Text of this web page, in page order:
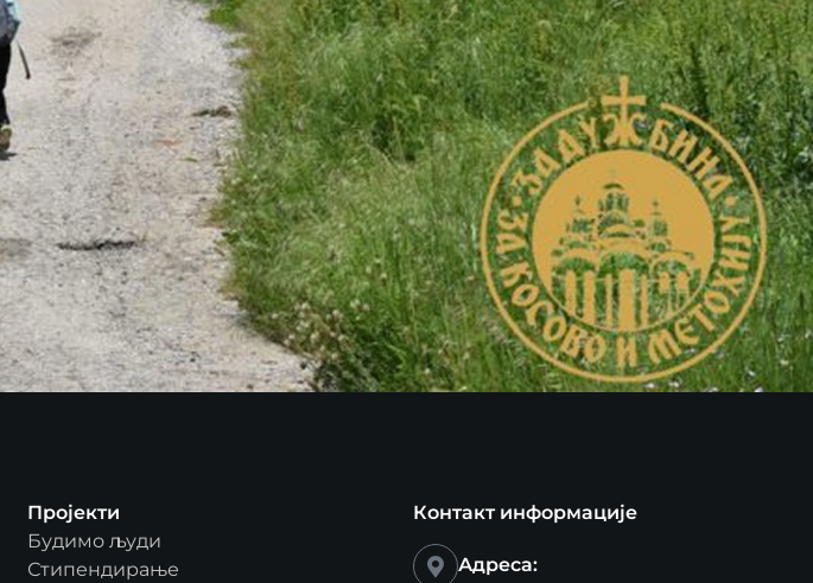
Пројекти
Будимо људи
Стипендирање
Контакт информације
Адреса: